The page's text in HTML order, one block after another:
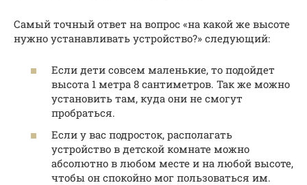
Самый точный ответ на вопрос «на какой же высоте
нужно устанавливать устройство?» следующий:
Если дети совсем маленькие, то подойдет
высота 1 метра 8 сантиметров. Так же можно
установить там, куда они не смогут
пробраться.
Если у вас подросток, располагать
устройство в детской комнате можно
абсолютно в любом месте и на любой высоте,
чтобы он спокойно мог пользоваться им.